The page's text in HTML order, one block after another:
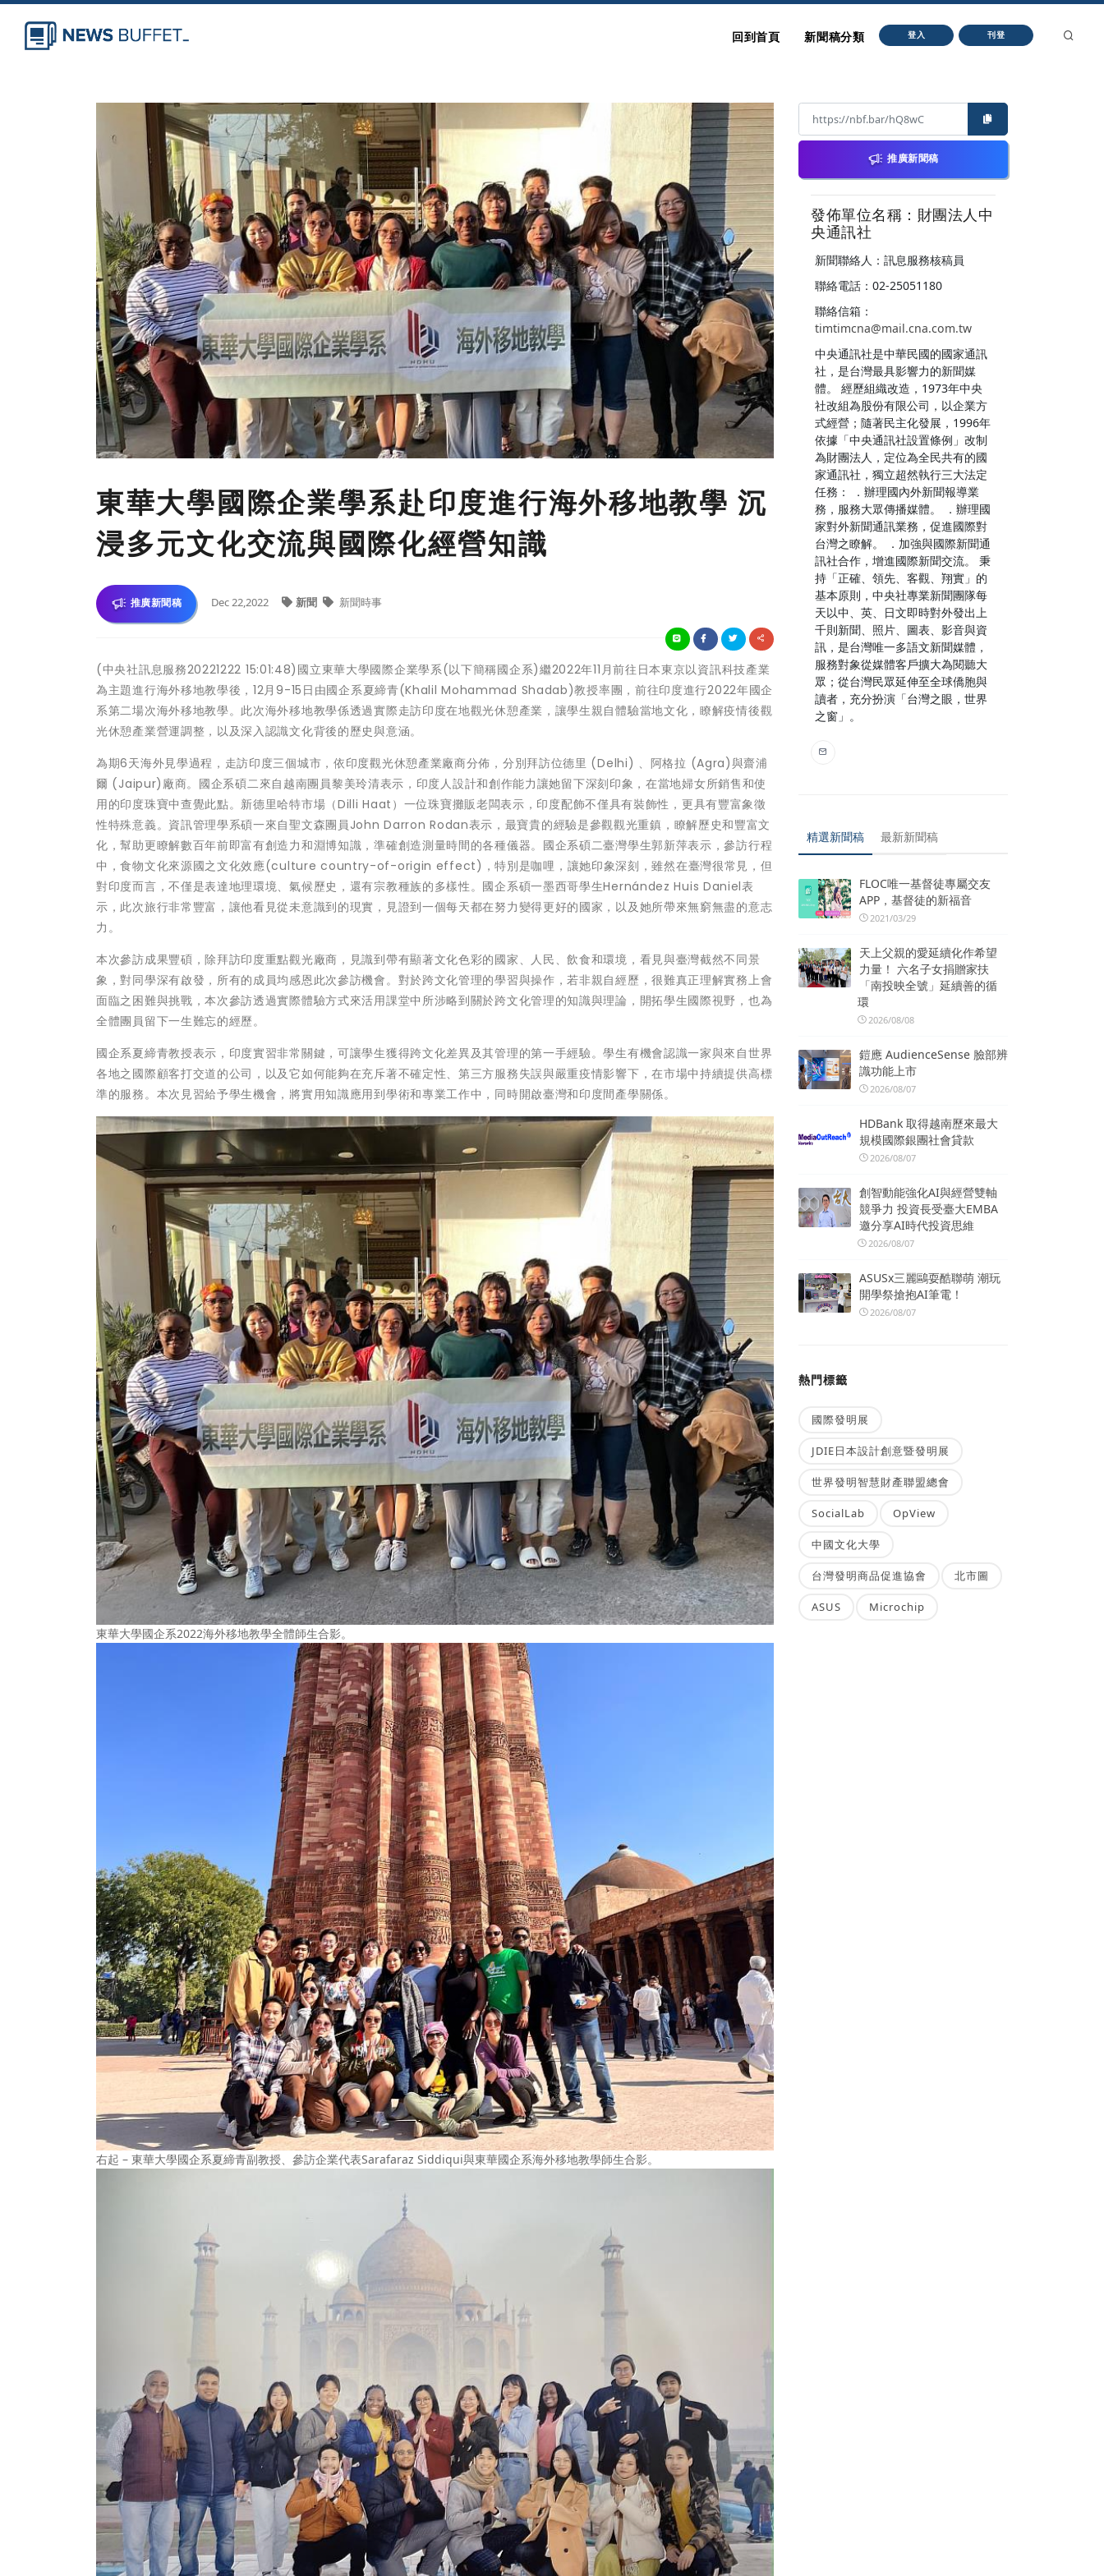
回到首頁 新聞稿分類 登入 刊登
東華大學國際企業學系赴印度進行海外移地教學 沉
浸多元文化交流與國際化經營知識
推廣新聞稿 Dec 22,2022 新聞 新聞時事
(中央社訊息服務20221222 15:01:48)國立東華大學國際企業學系(以下簡稱國企系)繼2022年11月前往日本東京以資訊科技產業
為主題進行海外移地教學後，12月9-15日由國企系夏締青(Khalil Mohammad Shadab)教授率團，前往印度進行2022年國企
系第二場次海外移地教學。此次海外移地教學係透過實際走訪印度在地觀光休憩產業，讓學生親自體驗當地文化，瞭解疫情後觀
光休憩產業營運調整，以及深入認識文化背後的歷史與意涵。
為期6天海外見學過程，走訪印度三個城市，依印度觀光休憩產業廠商分佈，分別拜訪位德里 (Delhi) 、阿格拉 (Agra)與齋浦
爾 (Jaipur)廠商。國企系碩二來自越南團員黎美玲清表示，印度人設計和創作能力讓她留下深刻印象，在當地婦女所銷售和使
用的印度珠寶中查覺此點。新德里哈特市場（Dilli Haat）一位珠寶攤販老闆表示，印度配飾不僅具有裝飾性，更具有豐富象徵
性特殊意義。資訊管理學系碩一來自聖文森團員John Darron Rodan表示，最寶貴的經驗是參觀觀光重鎮，瞭解歷史和豐富文
化，幫助更瞭解數百年前即富有創造力和淵博知識，準確創造測量時間的各種儀器。國企系碩二臺灣學生郭新萍表示，參訪行程
中，食物文化來源國之文化效應(culture country-of-origin effect)，特別是咖哩，讓她印象深刻，雖然在臺灣很常見，但
對印度而言，不僅是表達地理環境、氣候歷史，還有宗教種族的多樣性。國企系碩一墨西哥學生Hernández Huis Daniel表
示，此次旅行非常豐富，讓他看見從未意識到的現實，見證到一個每天都在努力變得更好的國家，以及她所帶來無窮無盡的意志
力。
本次參訪成果豐碩，除拜訪印度重點觀光廠商，見識到帶有顯著文化色彩的國家、人民、飲食和環境，看見與臺灣截然不同景
象，對同學深有啟發，所有的成員均感恩此次參訪機會。對於跨文化管理的學習與操作，若非親自經歷，很難真正理解實務上會
面臨之困難與挑戰，本次參訪透過實際體驗方式來活用課堂中所涉略到關於跨文化管理的知識與理論，開拓學生國際視野，也為
全體團員留下一生難忘的經歷。
國企系夏締青教授表示，印度實習非常關鍵，可讓學生獲得跨文化差異及其管理的第一手經驗。學生有機會認識一家與來自世界
各地之國際顧客打交道的公司，以及它如何能夠在充斥著不確定性、第三方服務失誤與嚴重疫情影響下，在市場中持續提供高標
準的服務。本次見習給予學生機會，將實用知識應用到學術和專業工作中，同時開啟臺灣和印度間產學關係。
東華大學國企系2022海外移地教學全體師生合影。
右起 – 東華大學國企系夏締青副教授、參訪企業代表Sarafaraz Siddiqui與東華國企系海外移地教學師生合影。
推廣新聞稿
發佈單位名稱：財團法人中
央通訊社
新聞聯絡人：訊息服務核稿員
聯絡電話：02-25051180
聯絡信箱：
timtimcna@mail.cna.com.tw
中央通訊社是中華民國的國家通訊
社，是台灣最具影響力的新聞媒
體。 經歷組織改造，1973年中央
社改組為股份有限公司，以企業方
式經營；隨著民主化發展，1996年
依據「中央通訊社設置條例」改制
為財團法人，定位為全民共有的國
家通訊社，獨立超然執行三大法定
任務： ．辦理國內外新聞報導業
務，服務大眾傳播媒體。 ．辦理國
家對外新聞通訊業務，促進國際對
台灣之瞭解。 ．加強與國際新聞通
訊社合作，增進國際新聞交流。 秉
持「正確、領先、客觀、翔實」的
基本原則，中央社專業新聞團隊每
天以中、英、日文即時對外發出上
千則新聞、照片、圖表、影音與資
訊，是台灣唯一多語文新聞媒體，
服務對象從媒體客戶擴大為閱聽大
眾；從台灣民眾延伸至全球僑胞與
讀者，充分扮演「台灣之眼，世界
之窗」。
精選新聞稿 最新新聞稿
FLOC唯一基督徒專屬交友
APP，基督徒的新福音
2021/03/29
天上父親的愛延續化作希望
力量！ 六名子女捐贈家扶
「南投映全號」延續善的循
環
2026/08/08
鎧應 AudienceSense 臉部辨
識功能上市
2026/08/07
HDBank 取得越南歷來最大
規模國際銀團社會貸款
2026/08/07
創智動能強化AI與經營雙軸
競爭力 投資長受臺大EMBA
邀分享AI時代投資思維
2026/08/07
ASUSx三麗鷗耍酷聯萌 潮玩
開學祭搶抱AI筆電！
2026/08/07
熱門標籤
國際發明展
JDIE日本設計創意暨發明展
世界發明智慧財產聯盟總會
SocialLab OpView
中國文化大學
台灣發明商品促進協會 北市圖
ASUS Microchip